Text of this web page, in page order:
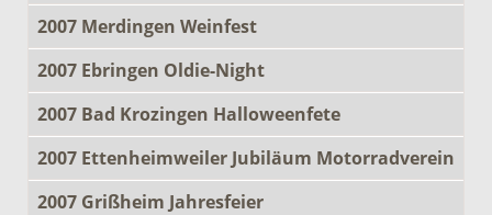
2007 Merdingen Weinfest
2007 Ebringen Oldie-Night
2007 Bad Krozingen Halloweenfete
2007 Ettenheimweiler Jubiläum Motorradverein
2007 Grißheim Jahresfeier